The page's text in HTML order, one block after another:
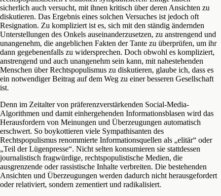
sicherlich auch versucht, mit ihnen kritisch über deren Ansichten zu
diskutieren. Das Ergebnis eines solchen Versuches ist jedoch oft
Resignation. Zu kompliziert ist es, sich mit den ständig ändernden
Unterstellungen des Onkels auseinanderzusetzen, zu anstrengend und
unangenehm, die angeblichen Fakten der Tante zu überprüfen, um ihr
dann gegebenenfalls zu widersprechen. Doch obwohl es kompliziert,
anstrengend und auch unangenehm sein kann, mit nahestehenden
Menschen über Rechtspopulismus zu diskutieren, glaube ich, dass es
ein notwendiger Beitrag auf dem Weg zu einer besseren Gesellschaft
ist.
Denn im Zeitalter von präferenzverstärkenden Social-Media-
Algorithmen und damit einhergehenden Informationsblasen wird das
Herausfordern von Meinungen und Überzeugungen automatisch
erschwert. So boykottieren viele Sympathisanten des
Rechtspopulismus renommierte Informationsquellen als „elitär“ oder
„Teil der Lügenpresse“. Nicht selten konsumieren sie stattdessen
journalistisch fragwürdige, rechtspopulistische Medien, die
ausgrenzende oder rassistische Inhalte verbreiten. Die bestehenden
Ansichten und Überzeugungen werden dadurch nicht herausgefordert
oder relativiert, sondern zementiert und radikalisiert.